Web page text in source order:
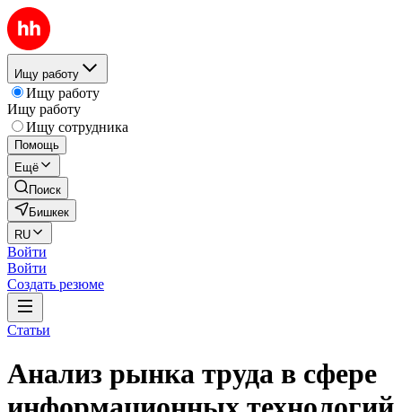
Ищу работу
Ищу работу
Ищу работу
Ищу сотрудника
Помощь
Ещё
Поиск
Бишкек
RU
Войти
Войти
Создать резюме
Статьи
Анализ рынка труда в сфере